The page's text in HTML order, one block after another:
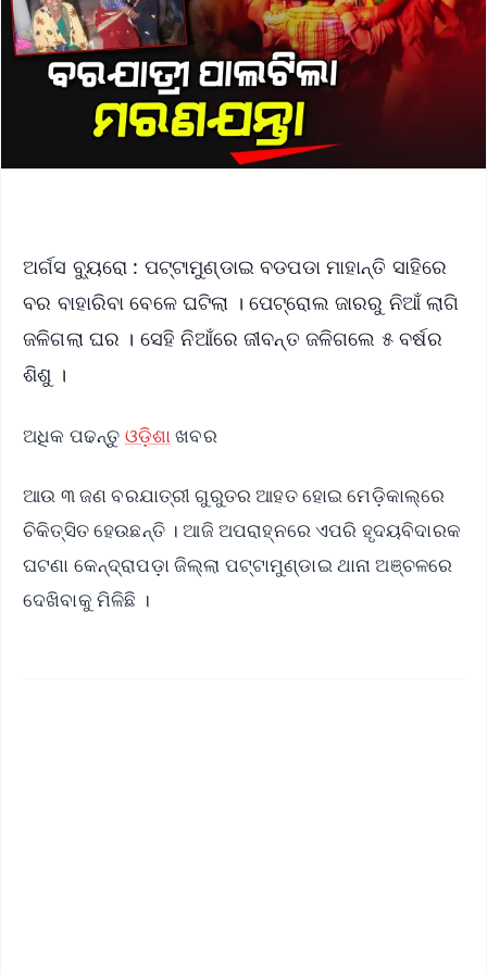
ଅର୍ଗସ ବ୍ୟୁରୋ : ପଟ୍ଟାମୁଣ୍ଡାଇ ବଡପଡା ମାହାନ୍ତି ସାହିରେ
ବର ବାହାରିବା ବେଳେ ଘଟିଲା । ପେଟ୍ରୋଲ ଜାରରୁ ନିଆଁ ଲାଗି
ଜଳିଗଲା ଘର । ସେହି ନିଆଁରେ ଜୀବନ୍ତ ଜଳିଗଲେ ୫ ବର୍ଷର
ଶିଶୁ ।
ଅଧିକ ପଢନ୍ତୁ ଓଡ଼ିଶା ଖବର
ଆଉ ୩ ଜଣ ବରଯାତ୍ରୀ ଗୁରୁତର ଆହତ ହୋଇ ମେଡ଼ିକାଲ୍‌ରେ
ଚିକିତ୍ସିତ ହେଉଛନ୍ତି । ଆଜି ଅପରାହ୍ନରେ ଏପରି ହୃଦୟବିଦାରକ
ଘଟଣା କେନ୍ଦ୍ରାପଡ଼ା ଜିଲ୍ଲା ପଟ୍ଟାମୁଣ୍ଡାଇ ଥାନା ଅଞ୍ଚଳରେ
ଦେଖିବାକୁ ମିଳିଛି ।